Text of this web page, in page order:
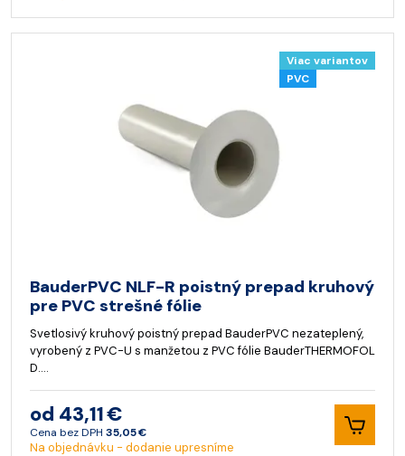
Viac variantov
PVC
BauderPVC NLF-R poistný prepad kruhový
pre PVC strešné fólie
Svetlosivý kruhový poistný prepad BauderPVC nezateplený,
vyrobený z PVC-U s manžetou z PVC fólie BauderTHERMOFOL
D.…
od 43,11 €
Cena bez DPH 35,05 €
Na objednávku - dodanie upresníme